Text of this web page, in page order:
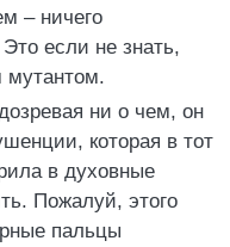
– ничего
если не знать,
мутантом.
ни о чем, он
которая в тот
в духовные
Пожалуй, этого
пальцы